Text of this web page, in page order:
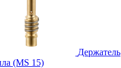
Держатель
(MS 15)